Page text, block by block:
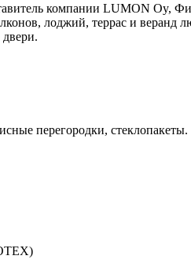
компании LUMON Oy,
лоджий, террас и
перегородки, стеклопакеты.